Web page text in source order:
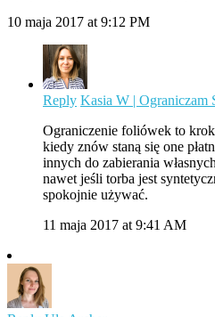
10 maja 2017 at 9:12 PM
Reply Kasia W | Ograniczam
Ograniczenie foliówek to
kiedy znów staną się one
innych do zabierania
nawet jeśli torba jest
spokojnie używać.
11 maja 2017 at 9:41 AM